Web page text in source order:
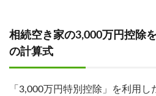
相続空き家の3,000万円控除
の計算式
「3,000万円特別控除」を利用